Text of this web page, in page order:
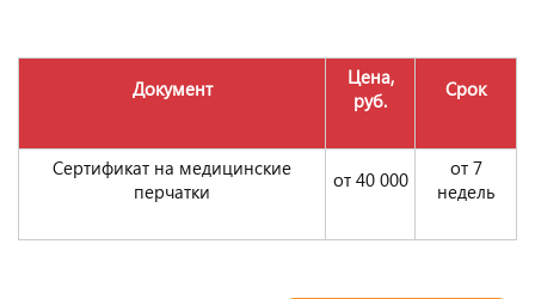
Документ
Цена,
руб.
Срок
Сертификат на медицинские
перчатки
от 40 000
от 7
недель